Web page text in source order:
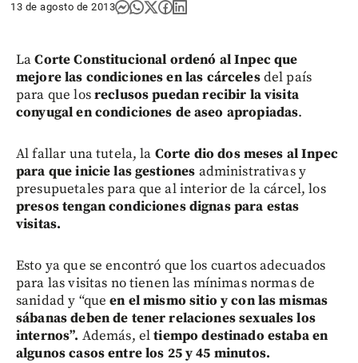
13 de agosto de 2013
LaCorte Constitucional ordenó al Inpecque
mejore las condiciones en las cárcelesdel país
para que losreclusos puedan recibir la visita
conyugal en condiciones de aseo apropiadas.
Al fallar una tutela, la Corte dio dos meses al Inpec
para que inicie las gestiones administrativas y
presupuetales para que al interior de la cárcel, los
presos tengan condiciones dignas para estas
visitas.
Esto ya que se encontró que los cuartos adecuados
para las visitas no tienen las mínimas normas de
sanidad y “queen el mismo sitio y con las mismas
sábanas deben de tener relaciones sexuales los
internos”. Además, eltiempo destinado estaba en
algunos casos entre los 25 y 45 minutos.